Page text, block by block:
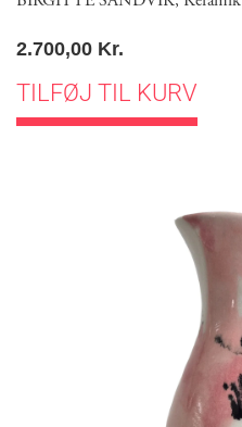
2.700,00 Kr.
TILFØJ TIL KURV